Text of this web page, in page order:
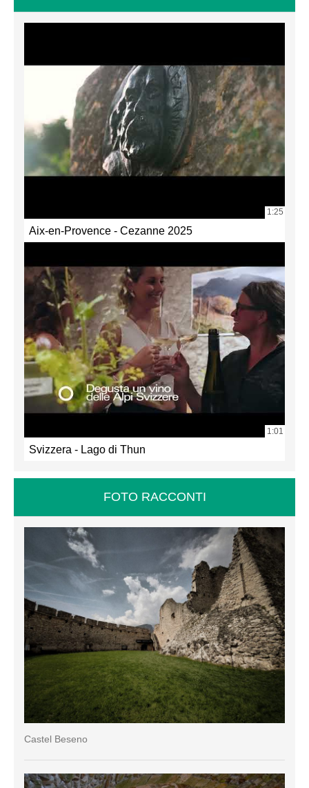
1:25
Aix-en-Provence - Cezanne 2025
1:01
Svizzera - Lago di Thun
FOTO RACCONTI
Castel Beseno